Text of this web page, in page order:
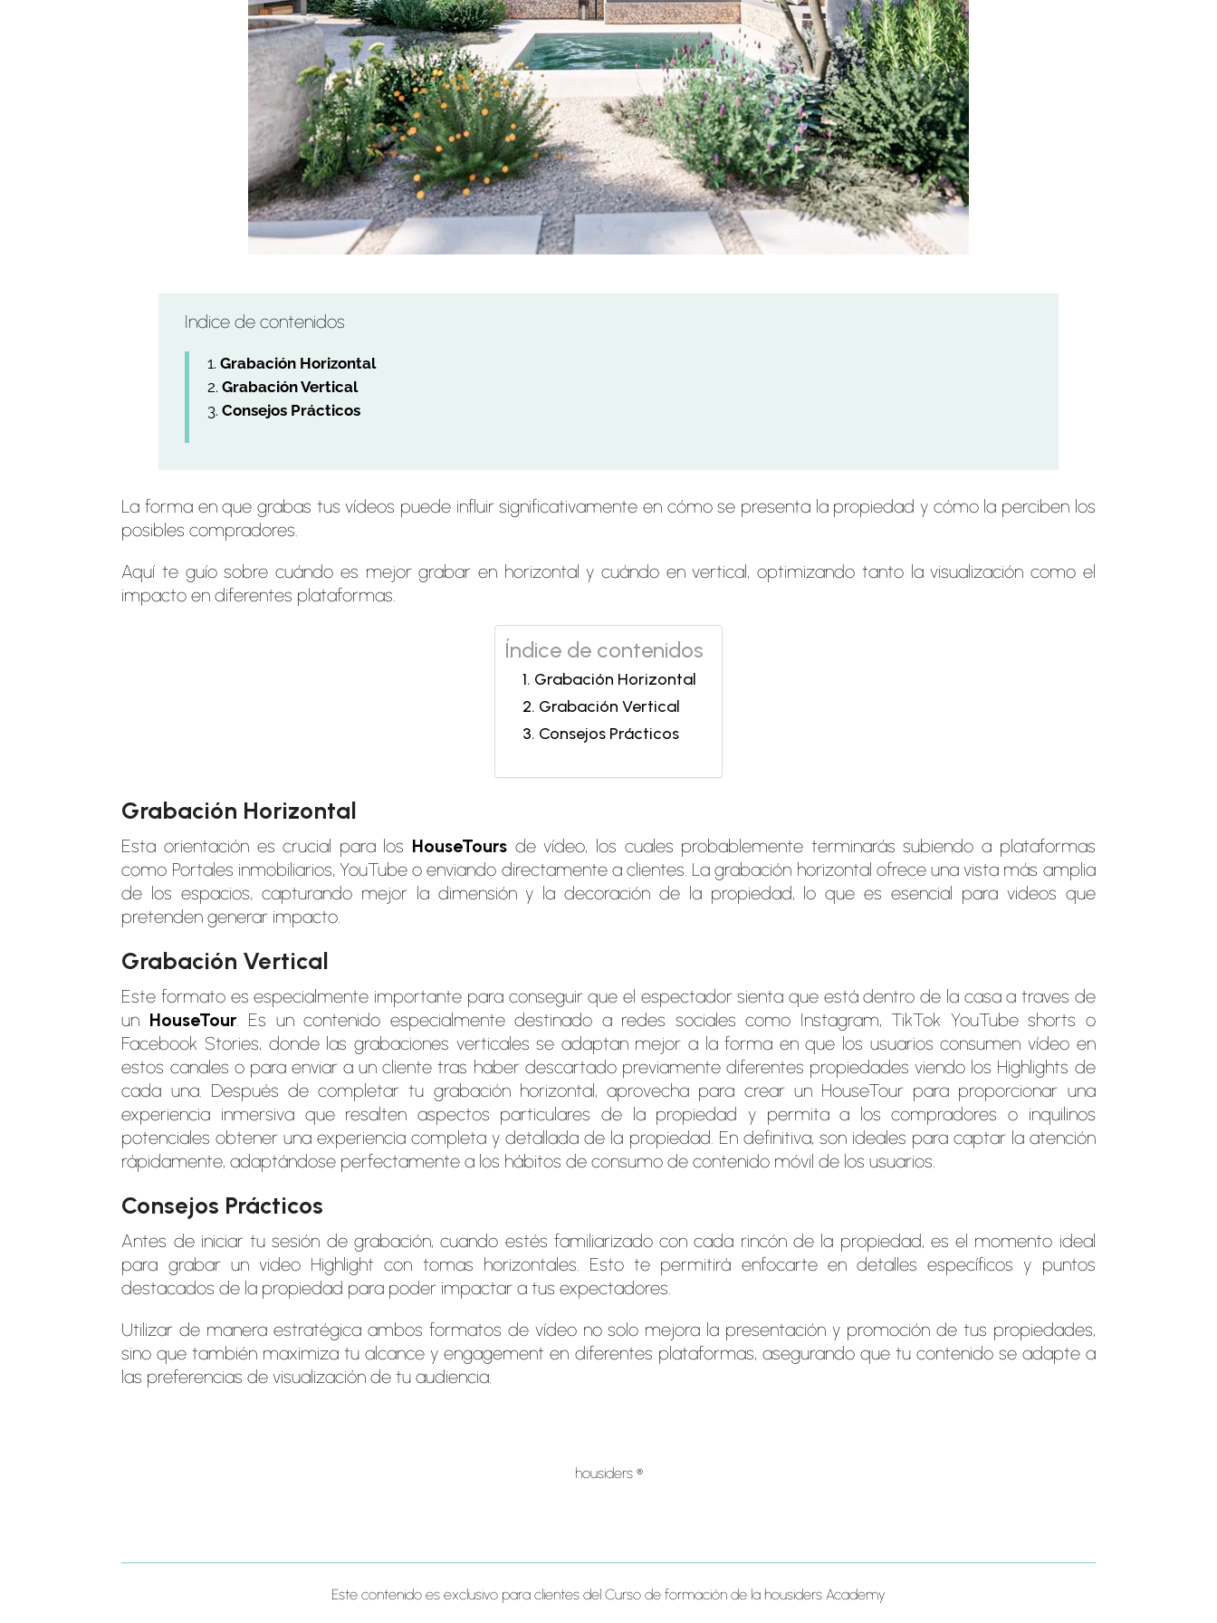
Indice de contenidos
Grabación Horizontal
Grabación Vertical
Consejos Prácticos
La forma en que grabas tus vídeos puede influir significativamente en cómo se presenta la propiedad y cómo la perciben los
posibles compradores.
Aquí te guío sobre cuándo es mejor grabar en horizontal y cuándo en vertical, optimizando tanto la visualización como el
impacto en diferentes plataformas.
Índice de contenidos
Grabación Horizontal
Grabación Vertical
Consejos Prácticos
Grabación Horizontal
Esta orientación es crucial para los HouseTours de vídeo, los cuales probablemente terminarás subiendo a plataformas
como Portales inmobiliarios, YouTube o enviando directamente a clientes. La grabación horizontal ofrece una vista más amplia
de los espacios, capturando mejor la dimensión y la decoración de la propiedad, lo que es esencial para videos que
pretenden generar impacto.
Grabación Vertical
Este formato es especialmente importante para conseguir que el espectador sienta que está dentro de la casa a traves de
un HouseTour. Es un contenido especialmente destinado a redes sociales como Instagram, TikTok YouTube shorts o
Facebook Stories, donde las grabaciones verticales se adaptan mejor a la forma en que los usuarios consumen vídeo en
estos canales o para enviar a un cliente tras haber descartado previamente diferentes propiedades viendo los Highlights de
cada una. Después de completar tu grabación horizontal, aprovecha para crear un HouseTour para proporcionar una
experiencia inmersiva que resalten aspectos particulares de la propiedad y permita a los compradores o inquilinos
potenciales obtener una experiencia completa y detallada de la propiedad. En definitiva, son ideales para captar la atención
rápidamente, adaptándose perfectamente a los hábitos de consumo de contenido móvil de los usuarios.
Consejos Prácticos
Antes de iniciar tu sesión de grabación, cuando estés familiarizado con cada rincón de la propiedad, es el momento ideal
para grabar un video Highlight con tomas horizontales. Esto te permitirá enfocarte en detalles específicos y puntos
destacados de la propiedad para poder impactar a tus expectadores.
Utilizar de manera estratégica ambos formatos de vídeo no solo mejora la presentación y promoción de tus propiedades,
sino que también maximiza tu alcance y engagement en diferentes plataformas, asegurando que tu contenido se adapte a
las preferencias de visualización de tu audiencia.
housiders ®
Este contenido es exclusivo para clientes del Curso de formación de la housiders Academy